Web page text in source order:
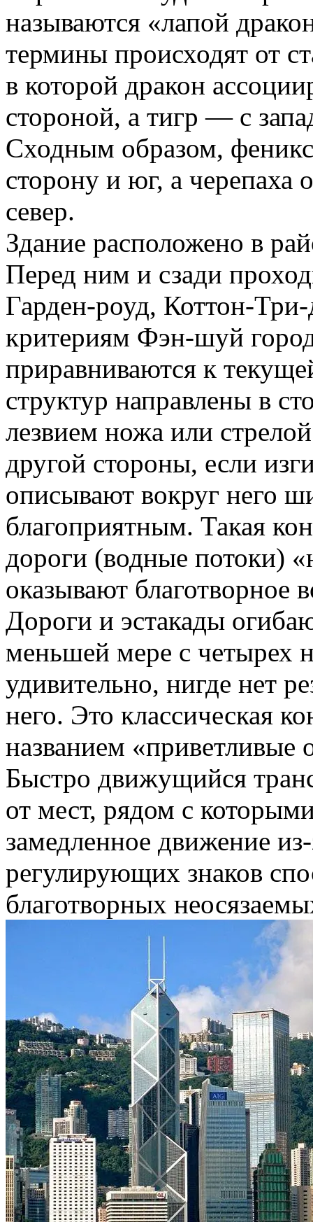
называются «лапой
термины происходят от
в которой дракон
стороной, а тигр — с
Сходным образом,
сторону и юг, а черепаха
север.
Здание расположено в
Перед ним и сзади
Гарден-роуд, Коттон-
критериям Фэн-шуй
приравниваются к
структур направлены в
лезвием ножа или
другой стороны, если
описывают вокруг него
благоприятным. Такая
дороги (водные потоки)
оказывают благотворное
Дороги и эстакады
меньшей мере с четырех
удивительно, нигде нет
него. Это классическая
названием «приветливые
Быстро движущийся
от мест, рядом с
замедленное движение
регулирующих знаков
благотворных